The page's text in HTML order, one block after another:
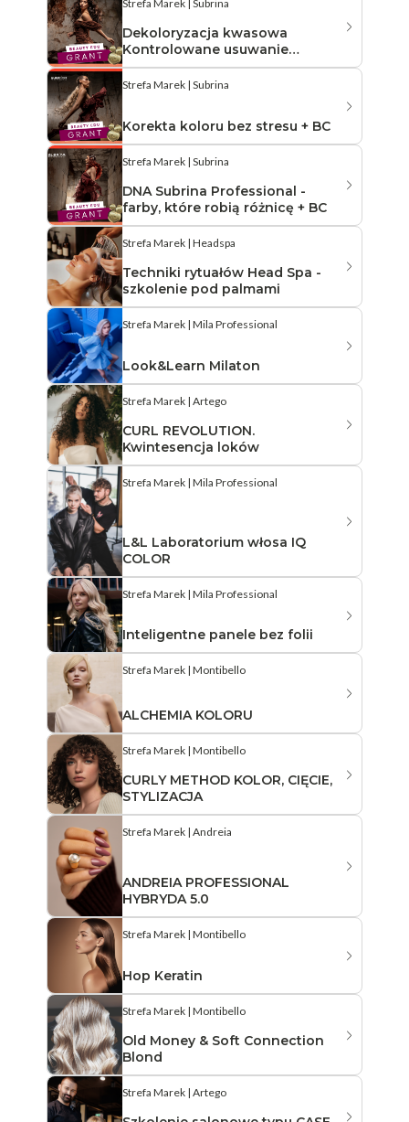
Strefa Marek | Subrina
Dekoloryzacja kwasowa
Kontrolowane usuwanie
pigmentów bez zniszczeń + BC
Strefa Marek | Subrina
Korekta koloru bez stresu + BC
Strefa Marek | Subrina
DNA Subrina Professional -
farby, które robią różnicę + BC
Strefa Marek | Headspa
Techniki rytuałów Head Spa -
szkolenie pod palmami
Strefa Marek | Mila Professional
Look&Learn Milaton
Strefa Marek | Artego
CURL REVOLUTION.
Kwintesencja loków
Strefa Marek | Mila Professional
L&L Laboratorium włosa IQ
COLOR
Strefa Marek | Mila Professional
Inteligentne panele bez folii
Strefa Marek | Montibello
ALCHEMIA KOLORU
Strefa Marek | Montibello
CURLY METHOD KOLOR, CIĘCIE,
STYLIZACJA
Strefa Marek | Andreia
ANDREIA PROFESSIONAL
HYBRYDA 5.0
Strefa Marek | Montibello
Hop Keratin
Strefa Marek | Montibello
Old Money & Soft Connection
Blond
Strefa Marek | Artego